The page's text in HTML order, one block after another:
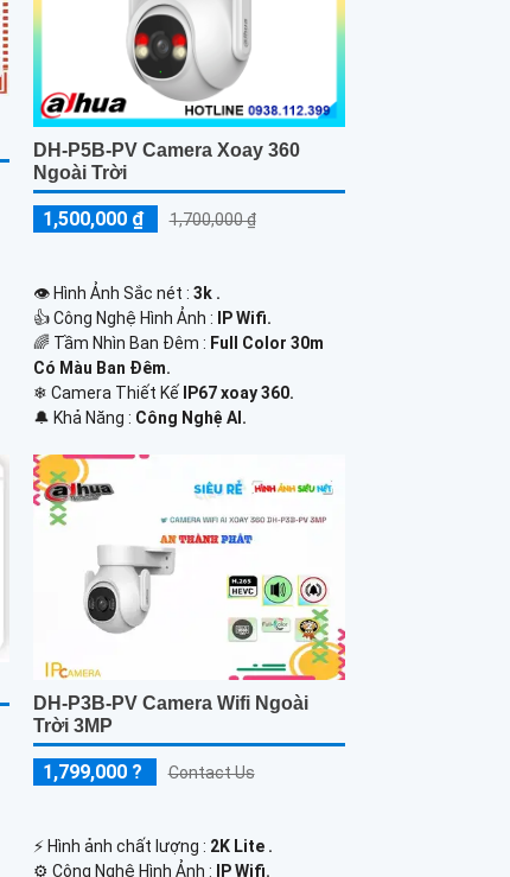
DH-P5B-PV Camera Xoay 360
Ngoài Trời
1,500,000 ₫ 1,700,000 ₫
👁 Hình Ảnh Sắc nét : 3k .
👍 Công Nghệ Hình Ảnh :
IP Wifi.
🌈 Tầm Nhìn Ban Đêm : Full Color 30m
Có Màu Ban Ðêm.
❄ Camera Thiết Kế
IP67 xoay 360.
️🔔 Khả Năng : Công Nghệ AI.
DH-P3B-PV Camera Wifi Ngoài
Trời 3MP
1,799,000 ? Contact Us
️⚡ Hình ảnh chất lượng : 2K Lite .
⚙ Công Nghệ Hình Ảnh :
IP Wifi.